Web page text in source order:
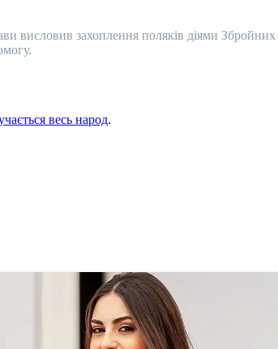
висловив захоплення поляків діями
весь народ.